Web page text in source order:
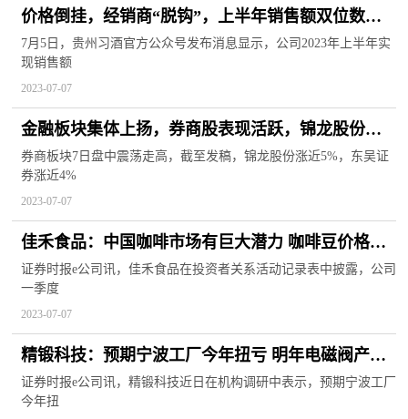
价格倒挂，经销商“脱钩”，上半年销售额双位数增
长背后，贵州习酒能否成功突围？
7月5日，贵州习酒官方公众号发布消息显示，公司2023年上半年实
现销售额
2023-07-07
金融板块集体上扬，券商股表现活跃，锦龙股份等
走高
券商板块7日盘中震荡走高，截至发稿，锦龙股份涨近5%，东吴证
券涨近4%
2023-07-07
佳禾食品：中国咖啡市场有巨大潜力 咖啡豆价格波
动对公司毛利率影响较小
证券时报e公司讯，佳禾食品在投资者关系活动记录表中披露，公司
一季度
2023-07-07
精锻科技：预期宁波工厂今年扭亏 明年电磁阀产品
等放量
证券时报e公司讯，精锻科技近日在机构调研中表示，预期宁波工厂
今年扭